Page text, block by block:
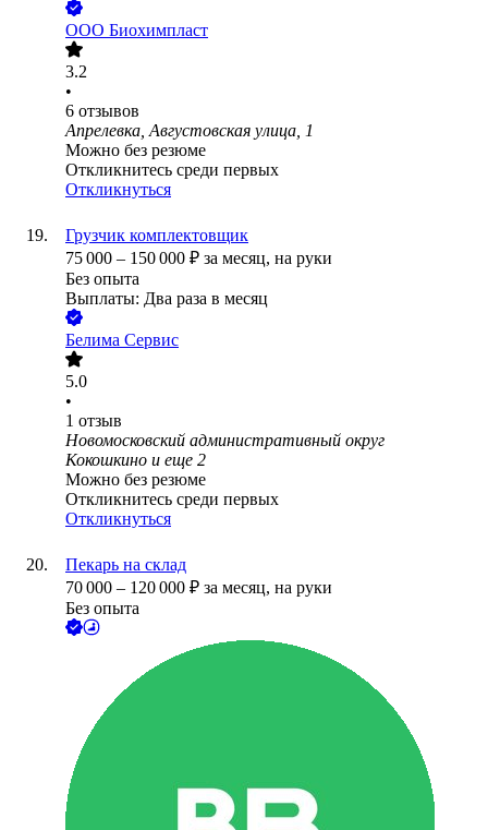
ООО Биохимпласт
3.2
•
6 отзывов
Апрелевка, Августовская улица, 1
Можно без резюме
Откликнитесь среди первых
Откликнуться
Грузчик комплектовщик
75 000 – 150 000 ₽ за месяц, на руки
Без опыта
Выплаты: Два раза в месяц
Белима Сервис
5.0
•
1 отзыв
Новомосковский административный округ
Кокошкино и еще 2
Можно без резюме
Откликнитесь среди первых
Откликнуться
Пекарь на склад
70 000 – 120 000 ₽ за месяц, на руки
Без опыта